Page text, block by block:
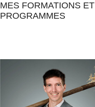
MES FORMATIONS ET
PROGRAMMES